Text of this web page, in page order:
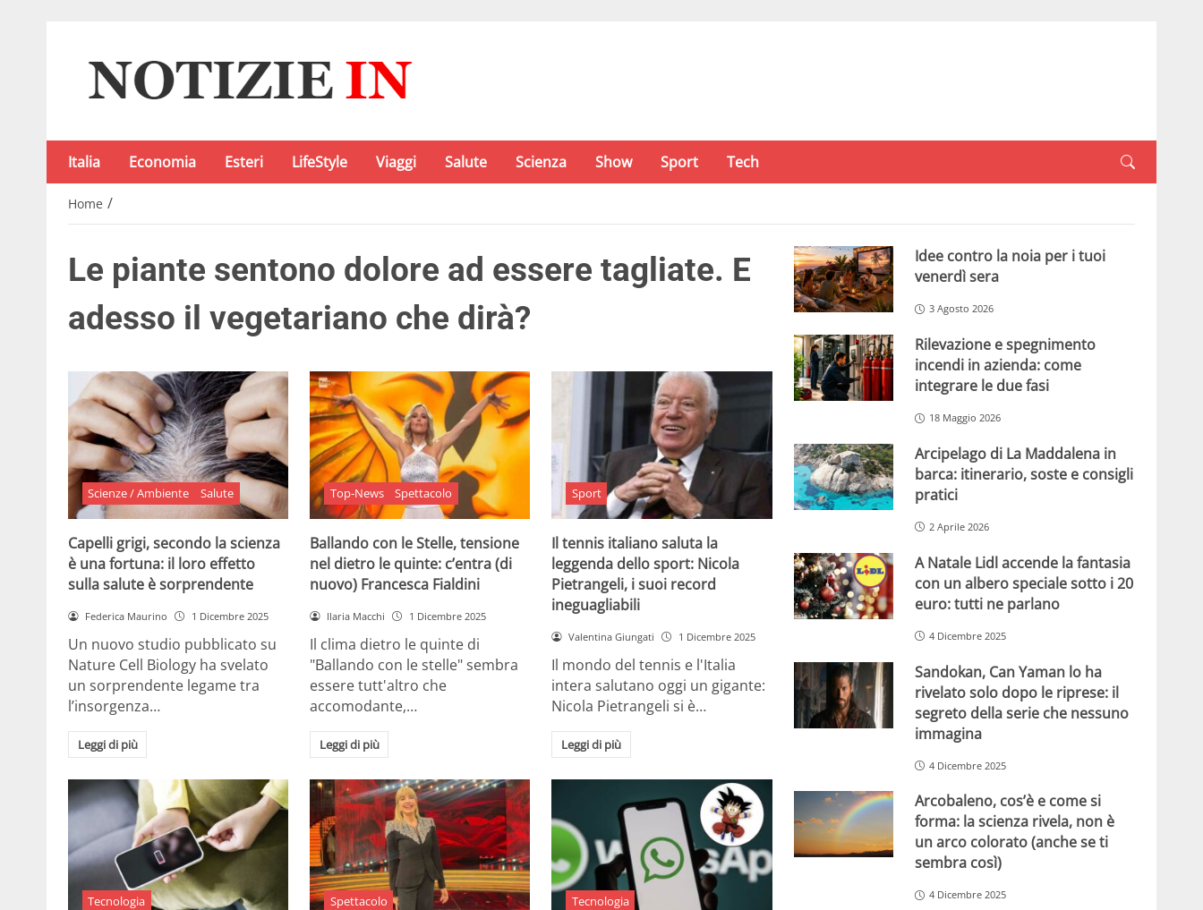
Italia Economia Esteri LifeStyle Viaggi Salute Scienza Show Sport Tech
Home /
Le piante sentono dolore ad essere tagliate. E
adesso il vegetariano che dirà?
Scienze / Ambiente Salute
Capelli grigi, secondo la scienza
è una fortuna: il loro effetto
sulla salute è sorprendente
Federica Maurino 1 Dicembre 2025
Un nuovo studio pubblicato su
Nature Cell Biology ha svelato
un sorprendente legame tra
l’insorgenza…
Leggi di più
Top-News Spettacolo
Ballando con le Stelle, tensione
nel dietro le quinte: c’entra (di
nuovo) Francesca Fialdini
Ilaria Macchi 1 Dicembre 2025
Il clima dietro le quinte di
"Ballando con le stelle" sembra
essere tutt'altro che
accomodante,…
Leggi di più
Sport
Il tennis italiano saluta la
leggenda dello sport: Nicola
Pietrangeli, i suoi record
ineguagliabili
Valentina Giungati 1 Dicembre 2025
Il mondo del tennis e l'Italia
intera salutano oggi un gigante:
Nicola Pietrangeli si è…
Leggi di più
Tecnologia Spettacolo Tecnologia
Idee contro la noia per i tuoi
venerdì sera
3 Agosto 2026
Rilevazione e spegnimento
incendi in azienda: come
integrare le due fasi
18 Maggio 2026
Arcipelago di La Maddalena in
barca: itinerario, soste e consigli
pratici
2 Aprile 2026
A Natale Lidl accende la fantasia
con un albero speciale sotto i 20
euro: tutti ne parlano
4 Dicembre 2025
Sandokan, Can Yaman lo ha
rivelato solo dopo le riprese: il
segreto della serie che nessuno
immagina
4 Dicembre 2025
Arcobaleno, cos’è e come si
forma: la scienza rivela, non è
un arco colorato (anche se ti
sembra così)
4 Dicembre 2025